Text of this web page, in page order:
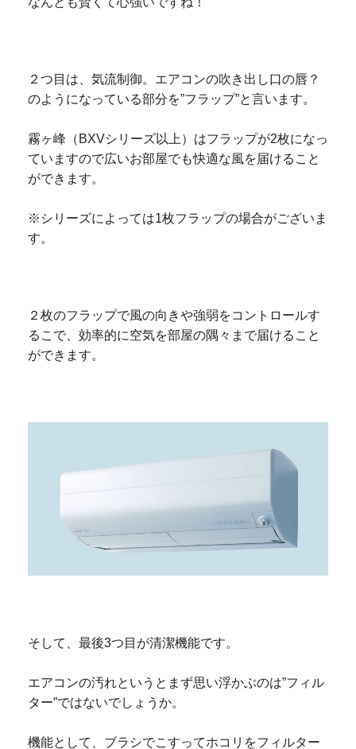
２つ目は、気流制御。 エアコンの吹き出し口の唇？
のようになっている部分を”フラップ”と言います。
霧ヶ峰（BXVシリーズ以上）はフラップが2枚になっ
ていますので広いお部屋でも快適な風を届けること
ができます。
※シリーズによっては1枚フラップの場合がございま
す。
２枚のフラップで風の向きや強弱をコントロールす
るこで、効率的に空気を部屋の隅々まで届けること
ができます。
そして、最後3つ目が清潔機能です。
エアコンの汚れというとまず思い浮かぶのは”フィル
ター”ではないでしょうか。
機能として、ブラシでこすってホコリをフィルター